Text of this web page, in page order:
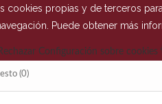
cookies propias y de terceros
Puede obtener más
Rechazar Configuración sobre cookies
(0)